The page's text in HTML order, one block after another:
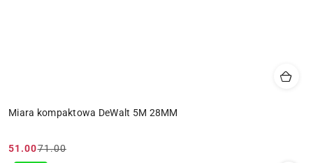
Miara kompaktowa DeWalt 5M 28MM
Cena
51.00
Cena
71.00